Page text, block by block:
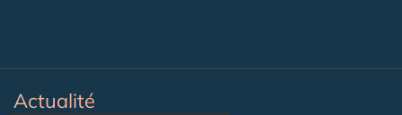
Actualité